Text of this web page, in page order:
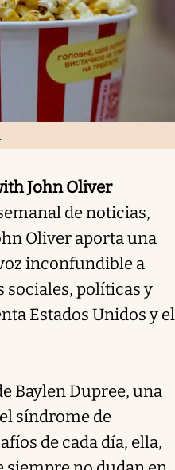
John Oliver
de noticias,
Oliver aporta una
inconfundible a
sociales, políticas y
Estados Unidos y el
Baylen Dupree, una
síndrome de
de cada día, ella,